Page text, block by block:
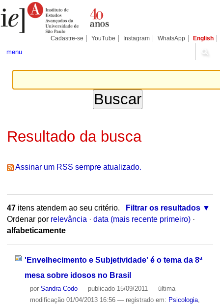
para
conteúdo.
Pessoais
Cadastre-se YouTube Instagram WhatsApp English
menu
Resultado da busca
Assinar um RSS sempre atualizado.
47itens atendem ao seu critério.
Filtrar os resultados
Ordenar por relevância · data (mais recente primeiro) ·
alfabeticamente
'Envelhecimento e Subjetividade' é o tema da 8ª
mesa sobre idosos no Brasil
por Sandra Codo — publicado15/09/2011 — última
modificação01/04/2013 16:56 — registrado em: Psicologia,